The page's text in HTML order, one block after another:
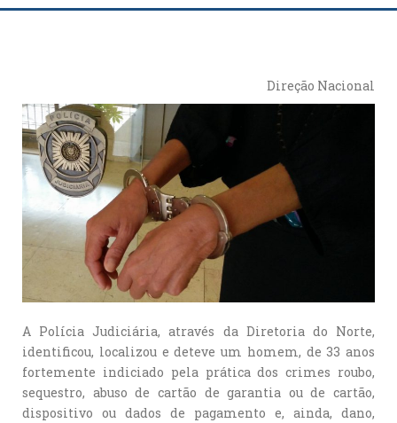
Direção Nacional
A Polícia Judiciária, através da Diretoria do Norte,
identificou, localizou e deteve um homem, de 33 anos
fortemente indiciado pela prática dos crimes roubo,
sequestro, abuso de cartão de garantia ou de cartão,
dispositivo ou dados de pagamento e, ainda, dano,